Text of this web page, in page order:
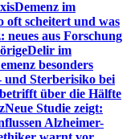
Demenz im
oft scheitert und was
neues aus Forschung
Delir im
besonders
und Sterberisiko bei
über die Hälfte
Neue Studie zeigt:
Alzheimer-